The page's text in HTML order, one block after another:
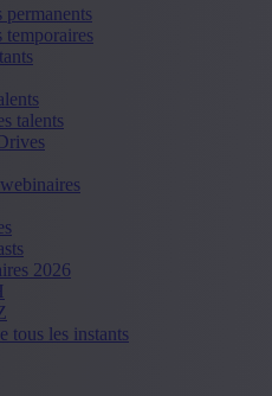
permanents
temporaires
talents
2026
tous les instants